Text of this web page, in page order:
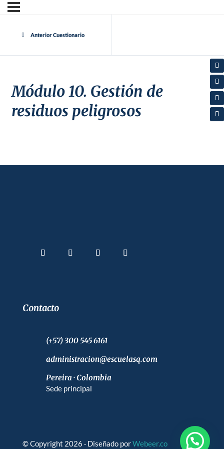
Anterior Cuestionario
Módulo 10. Gestión de
residuos peligrosos
Contacto
(+57) 300 545 6161
administracion@escuelasq.com
Pereira · Colombia
Sede principal
© Copyright 2026 · Diseñado porWebeer.co